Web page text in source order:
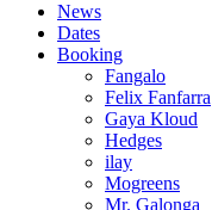
News
Dates
Booking
Fangalo
Felix Fanfarra
Gaya Kloud
Hedges
ilay
Mogreens
Mr. Galonga